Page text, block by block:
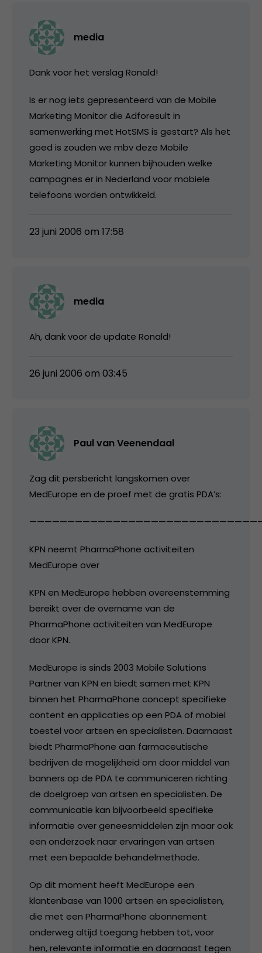
media
Dank voor het verslag Ronald!
Is er nog iets gepresenteerd van de Mobile
Marketing Monitor die Adforesult in
samenwerking met HotSMS is gestart? Als het
goed is zouden we mbv deze Mobile
Marketing Monitor kunnen bijhouden welke
campagnes er in Nederland voor mobiele
telefoons worden ontwikkeld.
23 juni 2006 om 17:58
media
Ah, dank voor de update Ronald!
26 juni 2006 om 03:45
Paul van Veenendaal
Zag dit persbericht langskomen over
MedEurope en de proef met de gratis PDA’s:
KPN neemt PharmaPhone activiteiten
MedEurope over
KPN en MedEurope hebben overeenstemming
bereikt over de overname van de
PharmaPhone activiteiten van MedEurope
door KPN.
MedEurope is sinds 2003 Mobile Solutions
Partner van KPN en biedt samen met KPN
binnen het PharmaPhone concept specifieke
content en applicaties op een PDA of mobiel
toestel voor artsen en specialisten. Daarnaast
biedt PharmaPhone aan farmaceutische
bedrijven de mogelijkheid om door middel van
banners op de PDA te communiceren richting
de doelgroep van artsen en specialisten. De
communicatie kan bijvoorbeeld specifieke
informatie over geneesmiddelen zijn maar ook
een onderzoek naar ervaringen van artsen
met een bepaalde behandelmethode.
Op dit moment heeft MedEurope een
klantenbase van 1000 artsen en specialisten,
die met een PharmaPhone abonnement
onderweg altijd toegang hebben tot, voor
hen, relevante informatie en daarnaast tegen